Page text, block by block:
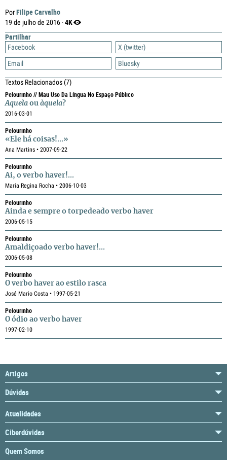
PorFilipe Carvalho
19 de julho de 2016 ·4K
Partilhar
Facebook
X (twitter)
Email
Bluesky
Textos Relacionados(7)
Pelourinho // Mau Uso Da Língua No Espaço Público
Aquela ou àquela?
2016-03-01
Pelourinho
«Ele há coisas!...»
Ana Martins • 2007-09-22
Pelourinho
Ai, o verbo haver!...
Maria Regina Rocha • 2006-10-03
Pelourinho
Ainda e sempre o torpedeado verbo haver
2006-05-15
Pelourinho
Amaldiçoado verbo haver!...
2006-05-08
Pelourinho
O verbo haver ao estilo rasca
José Mario Costa • 1997-05-21
Pelourinho
O ódio ao verbo haver
1997-02-10
Artigos
Dúvidas
Atualidades
Ciberdúvidas
Quem Somos